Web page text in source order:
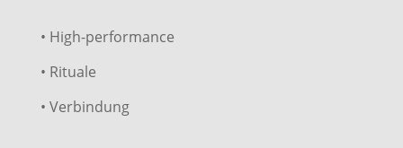
• High-performance
• Rituale
• Verbindung